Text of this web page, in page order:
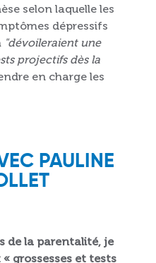
selon laquelle les
dépressifs
"dévoileraient une
projectifs dès la
en charge les
PAULINE
de la parentalité, je
grossesses et tests